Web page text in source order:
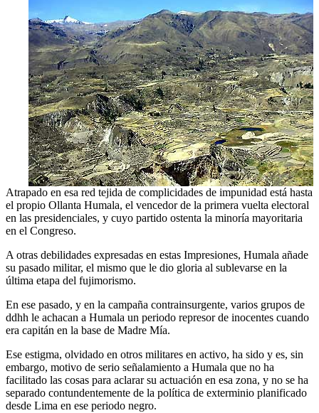
Atrapado en esa red tejida de complicidades de impunidad está hasta
el propio Ollanta Humala, el vencedor de la primera vuelta electoral
en las presidenciales, y cuyo partido ostenta la minoría mayoritaria
en el Congreso.
A otras debilidades expresadas en estas Impresiones, Humala añade
su pasado militar, el mismo que le dio gloria al sublevarse en la
última etapa del fujimorismo.
En ese pasado, y en la campaña contrainsurgente, varios grupos de
ddhh le achacan a Humala un periodo represor de inocentes cuando
era capitán en la base de Madre Mía.
Ese estigma, olvidado en otros militares en activo, ha sido y es, sin
embargo, motivo de serio señalamiento a Humala que no ha
facilitado las cosas para aclarar su actuación en esa zona, y no se ha
separado contundentemente de la política de exterminio planificado
desde Lima en ese periodo negro.